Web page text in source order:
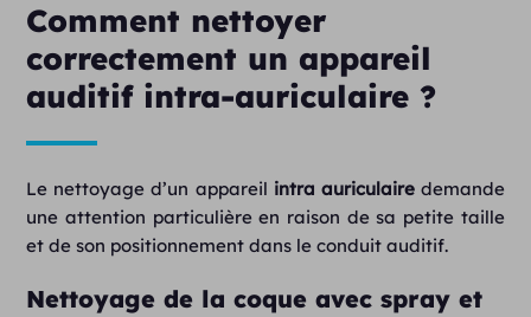
Comment nettoyer
correctement un appareil
auditif intra-auriculaire ?
Le nettoyage d’un appareil intra auriculairedemande
une attention particulière en raison de sa petite taille
et de son positionnement dans le conduit auditif.
Nettoyage de la coque avec spray et